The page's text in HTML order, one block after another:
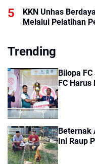
KKN Unhas
Melalui Pelatihan
Trending
Bilopa
FC Harus
Beternak
Ini Raup